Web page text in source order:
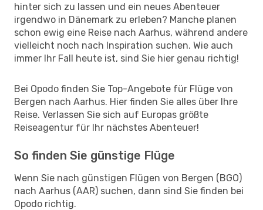
hinter sich zu lassen und ein neues Abenteuer
irgendwo in Dänemark zu erleben? Manche planen
schon ewig eine Reise nach Aarhus, während andere
vielleicht noch nach Inspiration suchen. Wie auch
immer Ihr Fall heute ist, sind Sie hier genau richtig!
Bei Opodo finden Sie Top-Angebote für Flüge von
Bergen nach Aarhus. Hier finden Sie alles über Ihre
Reise. Verlassen Sie sich auf Europas größte
Reiseagentur für Ihr nächstes Abenteuer!
So finden Sie günstige Flüge
Wenn Sie nach günstigen Flügen von Bergen (BGO)
nach Aarhus (AAR) suchen, dann sind Sie finden bei
Opodo richtig.